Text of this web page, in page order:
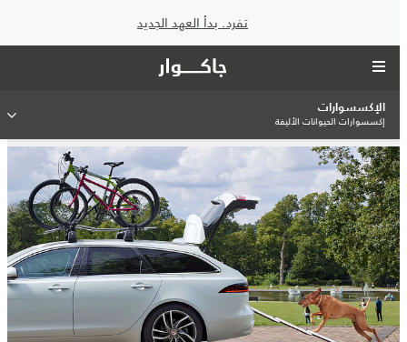
تفرد. بدأ العهد الجديد
الإكسسوارات
إكسسوارات الحيوانات الأليفة